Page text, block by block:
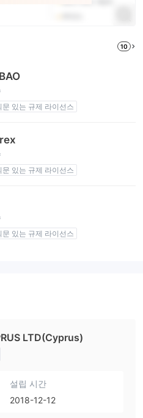
10
문 있는 규제 라이선스
문 있는 규제 라이선스
이 높음
문 있는 규제 라이선스
LTD(Cyprus)
설립 시간
2018-12-12